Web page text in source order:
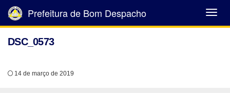
Abrir
Menu
Prefeitura de Bom Despacho
DSC_0573
14 de março de 2019